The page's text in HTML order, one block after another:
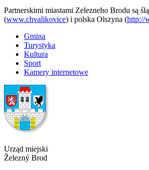
Partnerskimi miastami Zelezneho Brodu są
(www.chvalikovice) i polska Olszyna (http://
Gmina
Turystyka
Kultura
Sport
Kamery internetowe
Urząd miejski
Železný Brod